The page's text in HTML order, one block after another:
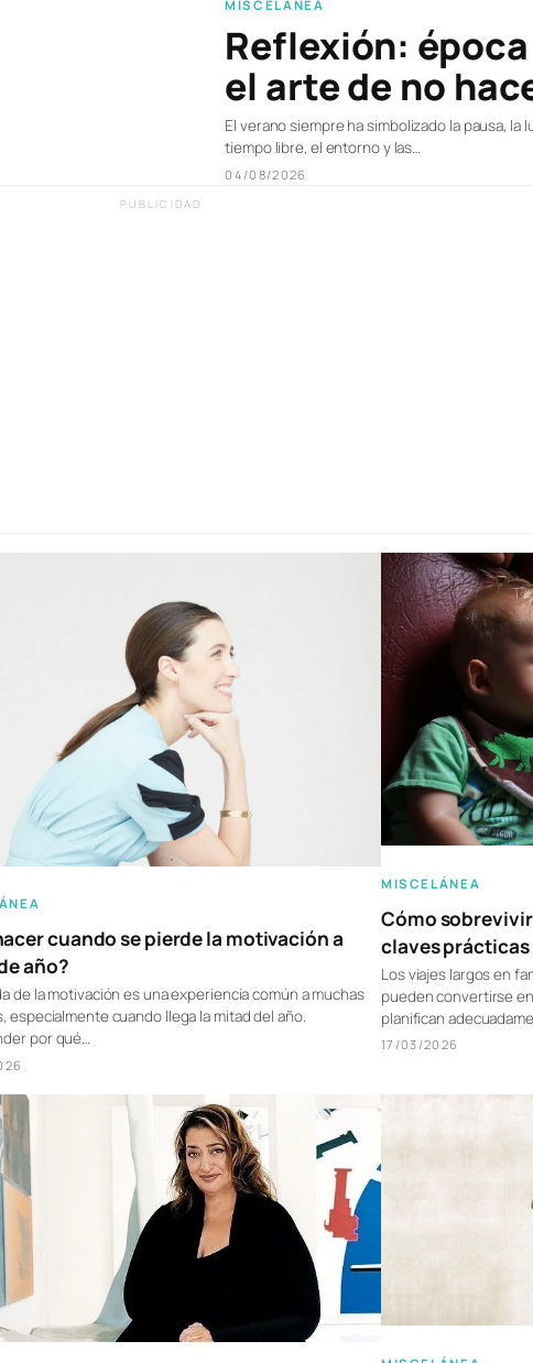
MISCELÁNEA
Reflexión:
el arte de no
El verano siempre ha simbolizado la pausa,
tiempo libre, el entorno y las…
04/08/2026
PUBLICIDAD
cuando se pierde la motivación a
año?
de la motivación es una experiencia común a muchas
especialmente cuando llega la mitad del año.
por qué…
MISCELÁNEA
Cómo
claves
Los viajes largos en
pueden convertirse
planifican
17/03/2026